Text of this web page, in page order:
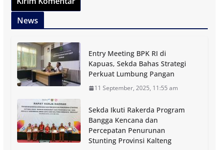
News
Entry Meeting BPK RI di
Kapuas, Sekda Bahas Strategi
Perkuat Lumbung Pangan
11 September, 2025, 11:55 am
Sekda Ikuti Rakerda Program
Bangga Kencana dan
Percepatan Penurunan
Stunting Provinsi Kalteng